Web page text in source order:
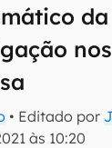
da
• Editado por
às 10:20
inscreva-se